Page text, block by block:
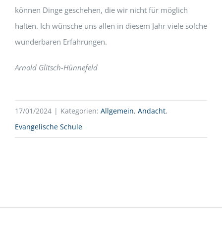
können Dinge geschehen, die wir nicht für möglich
halten. Ich wünsche uns allen in diesem Jahr viele solche
wunderbaren Erfahrungen.
Arnold Glitsch-Hünnefeld
17/01/2024 | Kategorien: Allgemein, Andacht,
Evangelische Schule